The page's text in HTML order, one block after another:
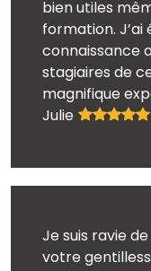
bien utiles
formation.
connaissance
stagiaires de
magnifique
Julie
Je suis ravie
votre